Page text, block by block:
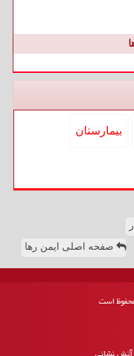
بیمارستان
صفحه اصلی ایمن رها